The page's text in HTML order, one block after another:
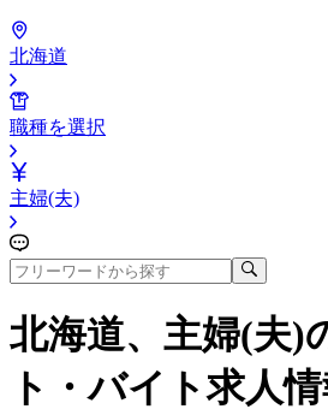
北海道
職種を選択
主婦(夫)
北海道、主婦(夫)
ト・バイト求人